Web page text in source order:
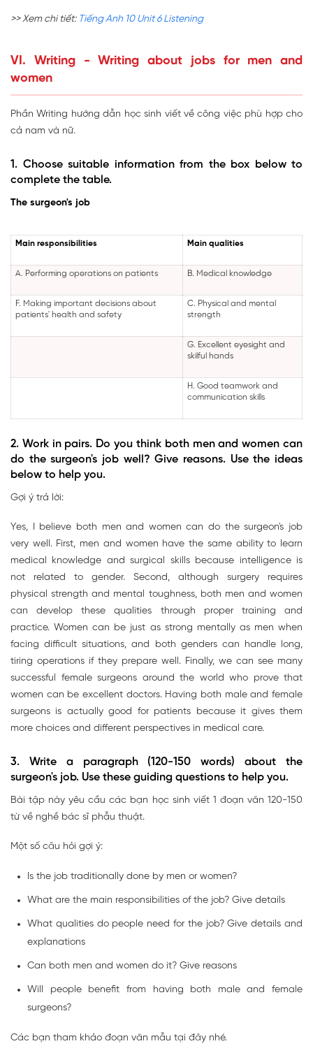
>> Xem chi tiết: Tiếng Anh 10 Unit 6 Listening
VI. Writing - Writing about jobs for men and
women
Phần Writing hướng dẫn học sinh viết về công việc phù hợp cho
cả nam và nữ.
1. Choose suitable information from the box below to
complete the table.
The surgeon's job
Main responsibilities Main qualities
A. Performing operations on patients B. Medical knowledge
F. Making important decisions about
patients' health and safety
C. Physical and mental
strength
G. Excellent eyesight and
skilful hands
H. Good teamwork and
communication skills
2. Work in pairs. Do you think both men and women can
do the surgeon's job well? Give reasons. Use the ideas
below to help you.
Gợi ý trả lời:
Yes, I believe both men and women can do the surgeon's job
very well. First, men and women have the same ability to learn
medical knowledge and surgical skills because intelligence is
not related to gender. Second, although surgery requires
physical strength and mental toughness, both men and women
can develop these qualities through proper training and
practice. Women can be just as strong mentally as men when
facing difficult situations, and both genders can handle long,
tiring operations if they prepare well. Finally, we can see many
successful female surgeons around the world who prove that
women can be excellent doctors. Having both male and female
surgeons is actually good for patients because it gives them
more choices and different perspectives in medical care.
3. Write a paragraph (120-150 words) about the
surgeon's job. Use these guiding questions to help you.
Bài tập này yêu cầu các bạn học sinh viết 1 đoạn văn 120-150
từ về nghề bác sĩ phẫu thuật.
Một số câu hỏi gợi ý:
Is the job traditionally done by men or women?
What are the main responsibilities of the job? Give details
What qualities do people need for the job? Give details and
explanations
Can both men and women do it? Give reasons
Will people benefit from having both male and female
surgeons?
Các bạn tham khảo đoạn văn mẫu tại đây nhé.